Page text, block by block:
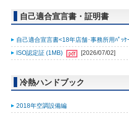
自己適合宣言書・証明書
自己適合宣言書<18年店舗･事務所用ﾊﾟｯｹ
ISO認定証 (1MB)
[2026/07/02]
冷熱ハンドブック
2018年空調設備編